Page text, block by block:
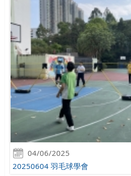
04/06/2025
20250604 羽毛球學會